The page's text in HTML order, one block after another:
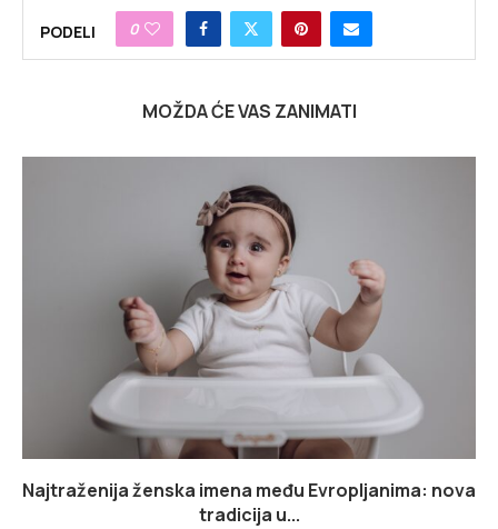
PODELI 0
MOŽDA ĆE VAS ZANIMATI
Najtraženija ženska imena među Evropljanima: nova
tradicija u...